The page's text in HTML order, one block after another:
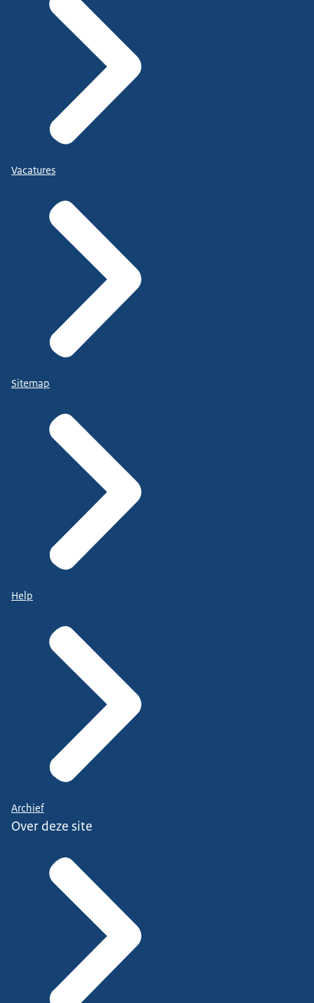
Vacatures
Sitemap
Help
Archief
Over deze site